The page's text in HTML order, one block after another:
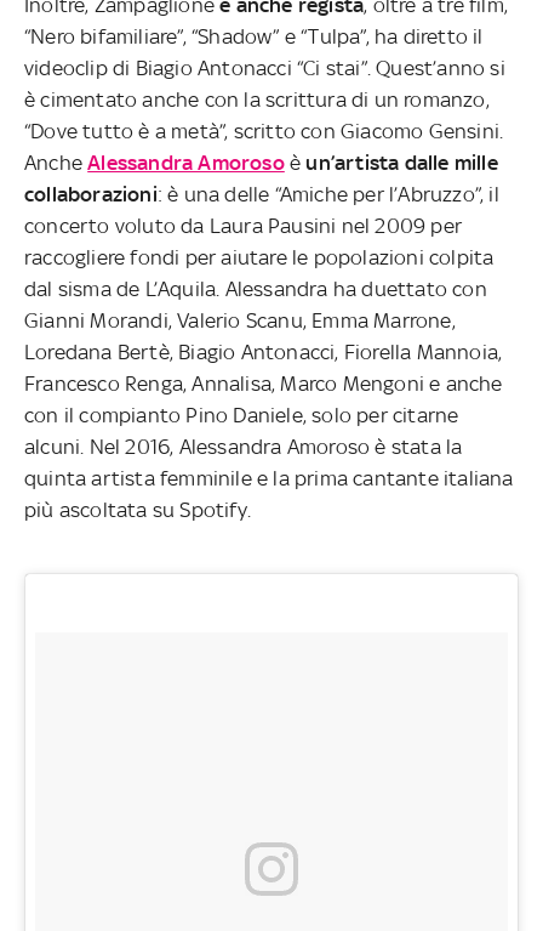
Inoltre, Zampaglioneè anche regista, oltre a tre film,
“Nero bifamiliare”, “Shadow” e “Tulpa”, ha diretto il
videoclip di Biagio Antonacci “Ci stai”. Quest’anno si
è cimentato anche con la scrittura di un romanzo,
“Dove tutto è a metà”, scritto con Giacomo Gensini.
AncheAlessandra Amorosoèun’artista dalle mille
collaborazioni: è una delle “Amiche per l’Abruzzo”, il
concerto voluto da Laura Pausini nel 2009 per
raccogliere fondi per aiutare le popolazioni colpita
dal sisma de L’Aquila. Alessandra ha duettato con
Gianni Morandi, Valerio Scanu, Emma Marrone,
Loredana Bertè, Biagio Antonacci, Fiorella Mannoia,
Francesco Renga, Annalisa, Marco Mengoni e anche
con il compianto Pino Daniele, solo per citarne
alcuni. Nel 2016, Alessandra Amoroso è stata la
quinta artista femminile e la prima cantante italiana
più ascoltata su Spotify.